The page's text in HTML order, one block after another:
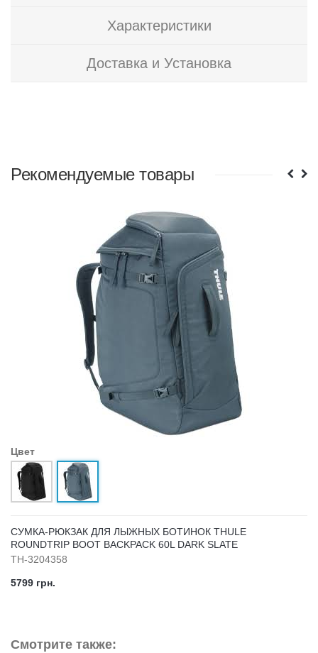
Характеристики
Доставка и Установка
Рекомендуемые товары
Цвет
СУМКА-РЮКЗАК ДЛЯ ЛЫЖНЫХ БОТИНОК THULE
ROUNDTRIP BOOT BACKPACK 60L DARK SLATE
TH-3204358
5799 грн.
Смотрите также: